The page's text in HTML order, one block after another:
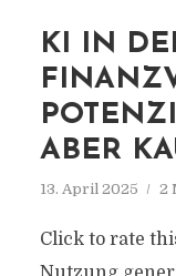
KI IN
ABER
13. April 2025 2
Click to rate